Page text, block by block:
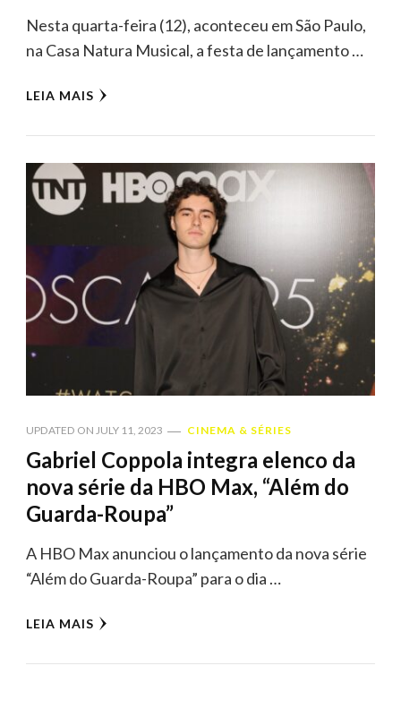
Nesta quarta-feira (12), aconteceu em São Paulo,
na Casa Natura Musical, a festa de lançamento …
LEIA MAIS
UPDATED ON JULY 11, 2023 CINEMA & SÉRIES
Gabriel Coppola integra elenco da
nova série da HBO Max, “Além do
Guarda-Roupa”
A HBO Max anunciou o lançamento da nova série
“Além do Guarda-Roupa” para o dia …
LEIA MAIS